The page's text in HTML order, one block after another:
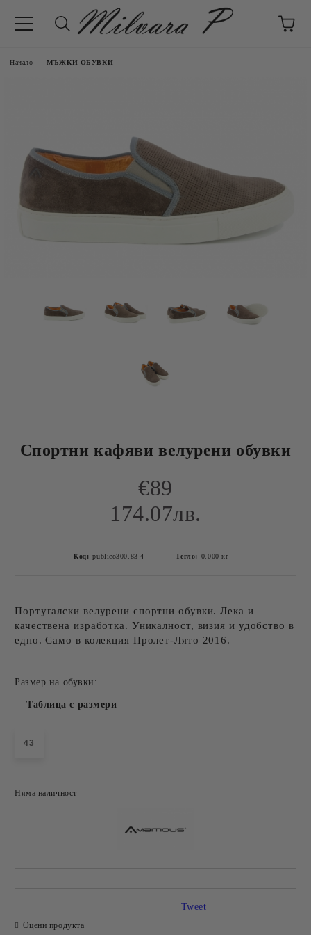
Начало МЪЖКИ ОБУВКИ
Спортни кафяви велурени обувки
€89
174.07лв.
Код: publico300.83-4 Тегло: 0.000 кг
Португалски велурени спортни обувки. Лека и
качествена изработка. Уникалност, визия и удобство в
едно. Само в колекция Пролет-Лято 2016.
Размер на обувки:
Таблица с размери
43
Няма наличност
Оцени продукта
Tweet